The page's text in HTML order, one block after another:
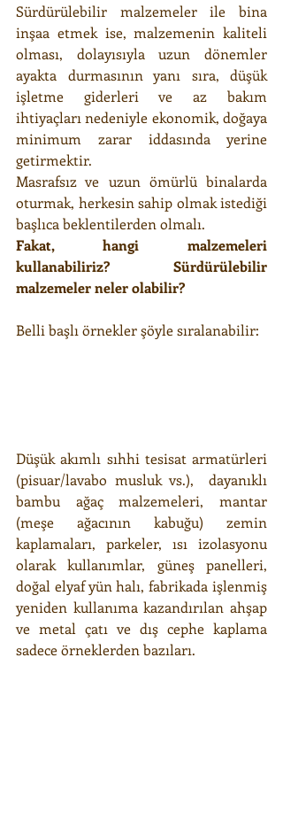
Sürdürülebilir malzemeler ile bina
inşaa etmek ise, malzemenin kaliteli
olması, dolayısıyla uzun dönemler
ayakta durmasının yanı sıra, düşük
işletme giderleri ve az bakım
ihtiyaçları nedeniyle ekonomik, doğaya
minimum zarar iddasında yerine
getirmektir.
Masrafsız ve uzun ömürlü binalarda
oturmak, herkesin sahip olmak istediği
başlıca beklentilerden olmalı.
Fakat, hangi malzemeleri
kullanabiliriz? Sürdürülebilir
malzemeler neler olabilir?
Belli başlı örnekler şöyle sıralanabilir:
Düşük akımlı sıhhi tesisat armatürleri
(pisuar/lavabo musluk vs.),  dayanıklı
bambu ağaç malzemeleri, mantar
(meşe ağacının kabuğu) zemin
kaplamaları, parkeler, ısı izolasyonu
olarak kullanımlar, güneş panelleri,
doğal elyaf yün halı, fabrikada işlenmiş
yeniden kullanıma kazandırılan ahşap
ve metal çatı ve dış cephe kaplama
sadece örneklerden bazıları.